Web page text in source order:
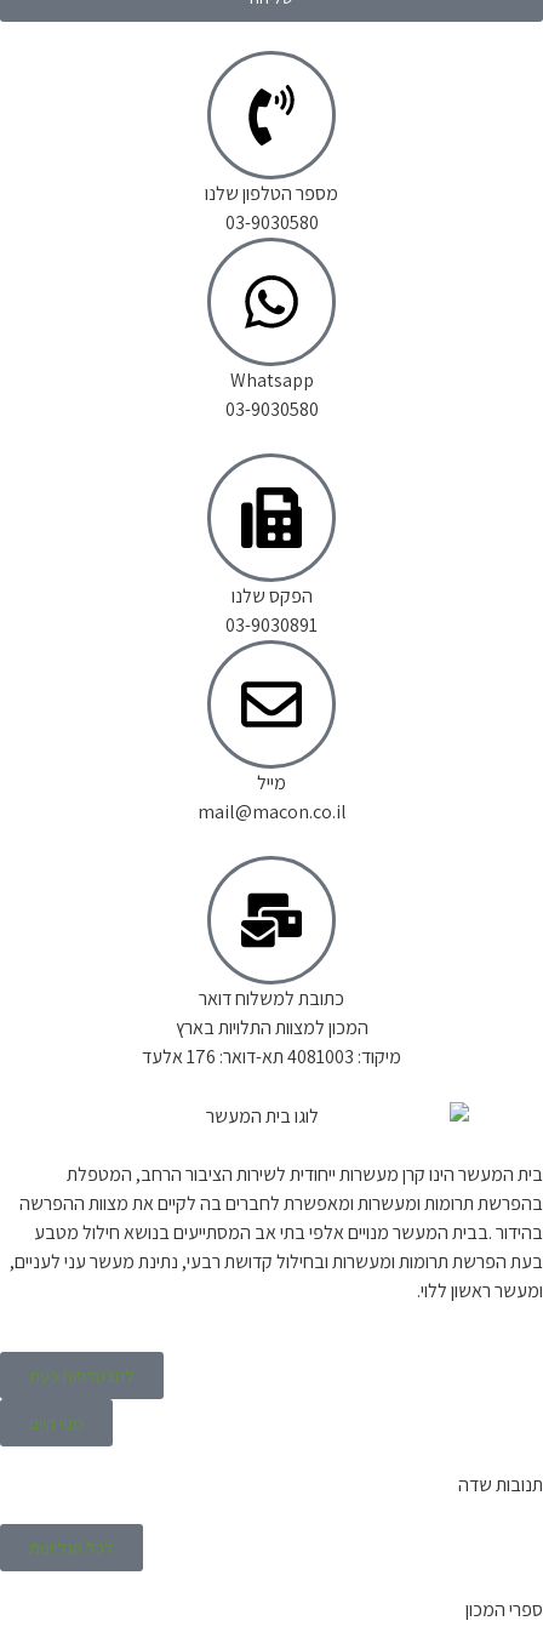
מספר הטלפון שלנו
03-9030580
Whatsapp
03-9030580
הפקס שלנו
03-9030891
מייל
mail@macon.co.il
כתובת למשלוח דואר
המכון למצוות התלויות בארץ
מיקוד: 4081003 תא-דואר: 176 אלעד
בית המעשר הינו קרן מעשרות ייחודית לשירות הציבור הרחב, המטפלת
בהפרשת תרומות ומעשרות ומאפשרת לחברים בה לקיים את מצוות ההפרשה
בהידור .בבית המעשר מנויים אלפי בתי אב המסתייעים בנושא חילול מטבע
בעת הפרשת תרומות ומעשרות ובחילול קדושת רבעי, נתינת מעשר עני לעניים,
ומעשר ראשון ללוי.
להצטרפות כעת
מנוי קיים
תנובות שדה
לכל הגליונות
ספרי המכון